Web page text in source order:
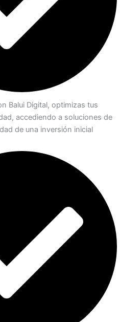
Balui Digital, optimizas tus
accediendo a soluciones de
de una inversión inicial